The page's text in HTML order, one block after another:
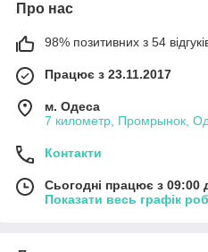
Про нас
98% позитивних з 54
Працює з 23.11.2017
м. Одеса
7 километр, Промрынок,
Контакти
Сьогодні працює з 09:00
Показати весь графік